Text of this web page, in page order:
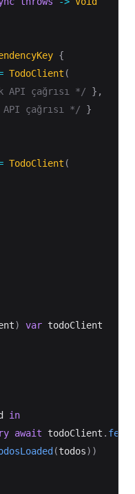
{
TodoClient (
API çağrısı */ } ,
çağrısı */
}
TodoClient (
) var todoClient
in
await todoClient . fetch
(todos) )